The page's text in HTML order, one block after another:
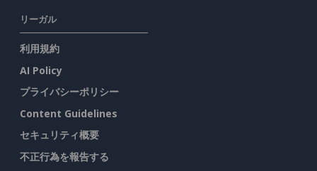
リーガル
利用規約
AI Policy
プライバシーポリシー
Content Guidelines
セキュリティ概要
不正行為を報告する